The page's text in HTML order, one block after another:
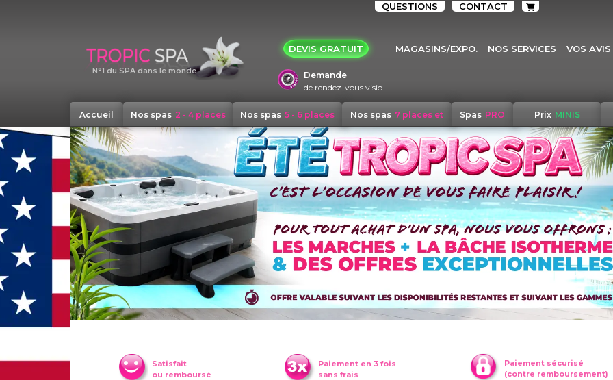
QUESTIONS CONTACT
N°1 du SPA dans le monde
DEVIS GRATUIT MAGASINS/EXPO. NOS SERVICES VOS AVIS
Demande
de rendez-vous visio
Accueil Nos spas 2 - 4 places Nos spas 5 - 6 places Nos spas 7 places et
+
Spas PRO Prix MINIS
Satisfait
ou remboursé
Paiement en 3 fois
sans frais
Paiement sécurisé
(contre remboursement)